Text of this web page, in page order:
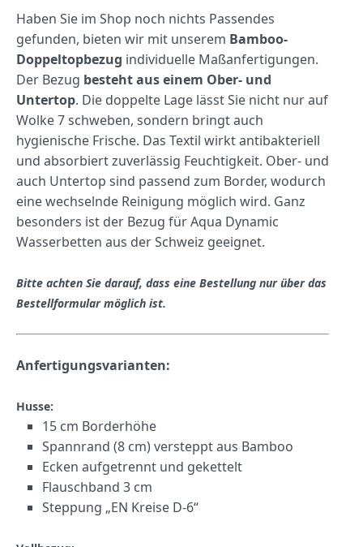
Haben Sie im Shop noch nichts Passendes
gefunden, bieten wir mit unserem Bamboo-
Doppeltopbezug individuelle Maßanfertigungen.
Der Bezug besteht aus einem Ober- und
Untertop. Die doppelte Lage lässt Sie nicht nur auf
Wolke 7 schweben, sondern bringt auch
hygienische Frische. Das Textil wirkt antibakteriell
und absorbiert zuverlässig Feuchtigkeit. Ober- und
auch Untertop sind passend zum Border, wodurch
eine wechselnde Reinigung möglich wird. Ganz
besonders ist der Bezug für Aqua Dynamic
Wasserbetten aus der Schweiz geeignet.
Bitte achten Sie darauf, dass eine Bestellung nur über das
Bestellformular möglich ist.
Anfertigungsvarianten:
Husse:
15 cm Borderhöhe
Spannrand (8 cm) versteppt aus Bamboo
Ecken aufgetrennt und gekettelt
Flauschband 3 cm
Steppung „EN Kreise D-6“